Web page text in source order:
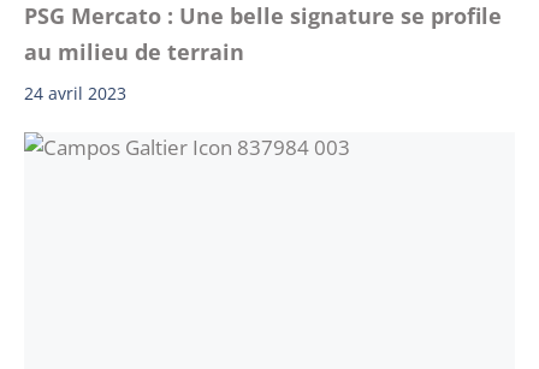
PSG Mercato : Une belle signature se profile
au milieu de terrain
24 avril 2023